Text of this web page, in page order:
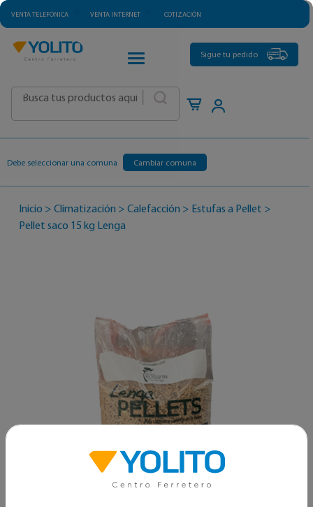
VENTA TELEFÓNICA VENTA INTERNET COTIZACIÓN
CATEGORÍAS
Sigue tu pedido
Debe seleccionar una comuna Cambiar comuna
Inicio > Climatización > Calefacción > Estufas a Pellet >
Pellet saco 15 kg Lenga